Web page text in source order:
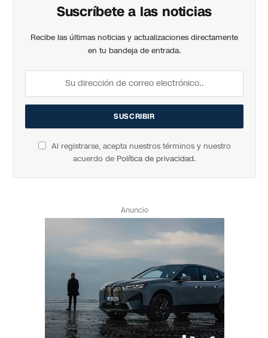
Suscríbete a las noticias
Recibe las últimas noticias y actualizaciones directamente
en tu bandeja de entrada.
Al registrarse, acepta nuestros términos y nuestro
acuerdo de Política de privacidad.
Anuncio